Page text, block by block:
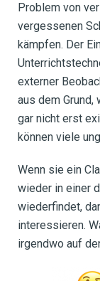
Problem von
vergessenen
kämpfen. Der
externer
aus dem
gar nicht erst
können viele
Wenn sie ein
wieder in einer
wiederfindet,
interessieren.
irgendwo auf